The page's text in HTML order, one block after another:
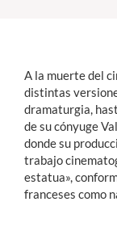
English
A la muerte del
distintas
dramaturgia,
de su cónyuge
donde su
trabajo
estatua»,
franceses como